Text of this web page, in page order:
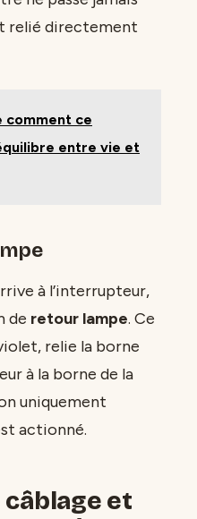
relié directement
comment ce
entre vie et
à l’interrupteur,
de retour lampe. Ce
relie la borne
à la borne de la
uniquement
actionné.
câblage et